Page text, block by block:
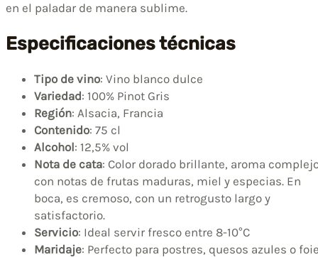
en el paladar de manera sublime.
Especificaciones técnicas
Tipo de vino: Vino blanco dulce
Variedad: 100% Pinot Gris
Región: Alsacia, Francia
Contenido: 75 cl
Alcohol: 12,5% vol
Nota de cata: Color dorado brillante, aroma
con notas de frutas maduras, miel y especias. En
boca, es cremoso, con un retrogusto largo y
satisfactorio.
Servicio: Ideal servir fresco entre 8-10°C
Maridaje: Perfecto para postres, quesos azules o